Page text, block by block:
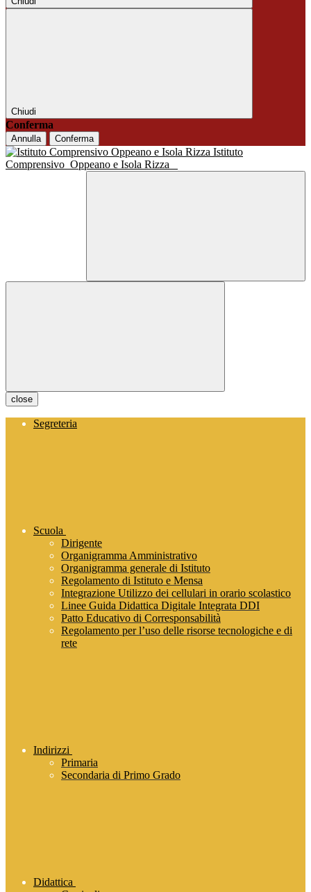
Chiudi
Conferma
Annulla Conferma
Istituto
Comprensivo Oppeano e Isola Rizza
close
Segreteria
Scuola
Dirigente
Organigramma Amministrativo
Organigramma generale di Istituto
Regolamento di Istituto e Mensa
Integrazione Utilizzo dei cellulari in orario scolastico
Linee Guida Didattica Digitale Integrata DDI
Patto Educativo di Corresponsabilità
Regolamento per l’uso delle risorse tecnologiche e di
rete
Indirizzi
Primaria
Secondaria di Primo Grado
Didattica